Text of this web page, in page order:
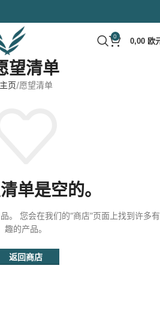
0 0,00 欧
望清单
主页 愿望清单
单是空的。
。 您会在我们的“商店”页面上找到许多有
趣的产品。
返回商店